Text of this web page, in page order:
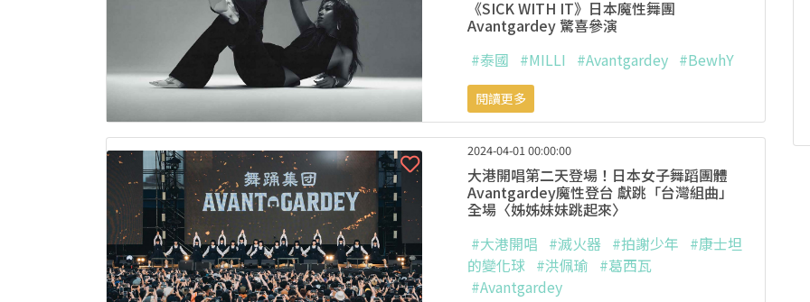
《SICK WITH IT》日本魔性舞團
Avantgardey 驚喜參演
#泰國 #MILLI #Avantgardey #BewhY
閱讀更多
2024-04-01 00:00:00
大港開唱第二天登場！日本女子舞蹈團體
Avantgardey魔性登台 獻跳「台灣組曲」
全場〈姊姊妹妹跳起來〉
#大港開唱 #滅火器 #拍謝少年 #康士坦
的變化球 #洪佩瑜 #葛西瓦
#Avantgardey